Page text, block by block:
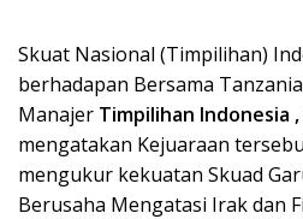
Skuat Nasional (Timpilihan)
berhadapan Bersama
Manajer Timpilihan Indonesia ,
mengatakan Kejuaraan
mengukur kekuatan Skuad
Berusaha Mengatasi Irak dan